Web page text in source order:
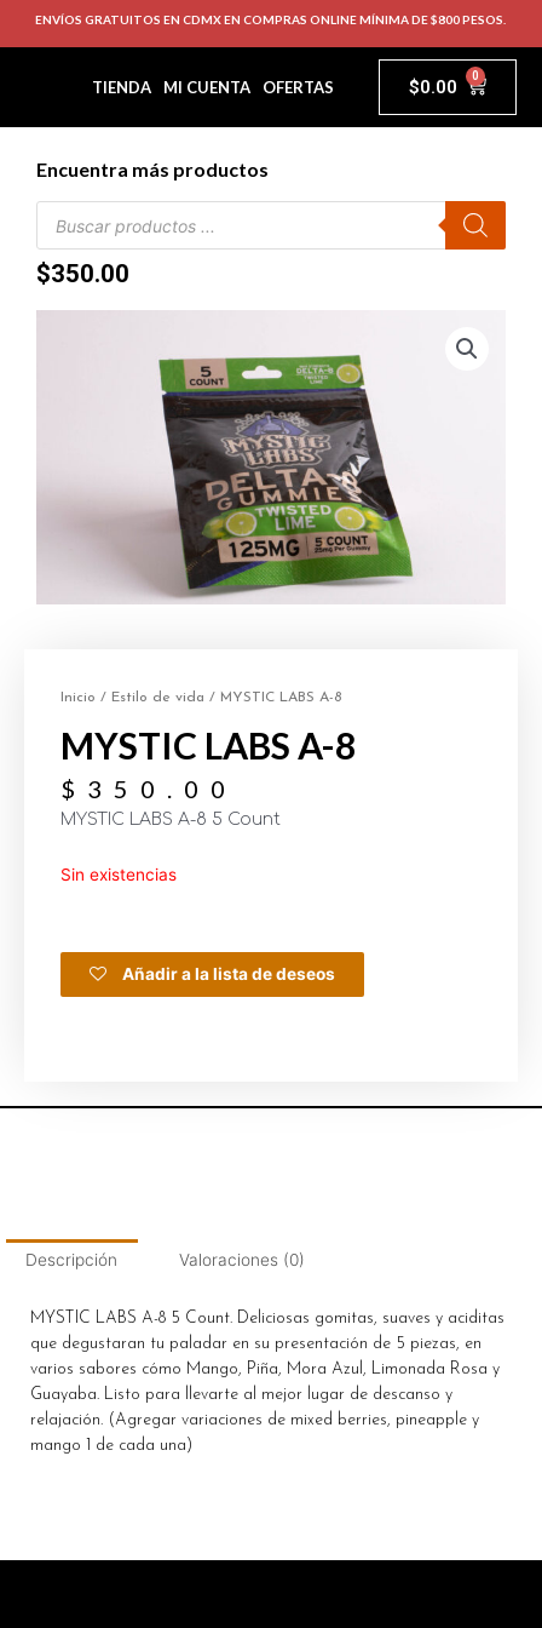
ENVÍOS GRATUITOS EN CDMX EN COMPRAS ONLINE MÍNIMA DE $800 PESOS.
TIENDA MI CUENTA OFERTAS $0.00 0
Encuentra más productos
$350.00
Inicio / Estilo de vida / MYSTIC LABS A-8
MYSTIC LABS A-8
$ 350.00
MYSTIC LABS A-8 5 Count
Sin existencias
Añadir a la lista de deseos
Descripción Valoraciones (0)
MYSTIC LABS A-8 5 Count. Deliciosas gomitas, suaves y aciditas
que degustaran tu paladar en su presentación de 5 piezas, en
varios sabores cómo Mango, Piña, Mora Azul, Limonada Rosa y
Guayaba. Listo para llevarte al mejor lugar de descanso y
relajación. (Agregar variaciones de mixed berries, pineapple y
mango 1 de cada una)